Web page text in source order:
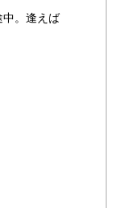
中。逢えば